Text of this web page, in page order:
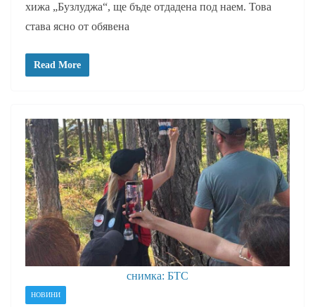
хижа „Бузлуджа“, ще бъде отдадена под наем. Това
става ясно от обявена
Read More
снимка: БТС
НОВИНИ